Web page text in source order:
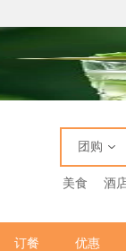
团购
美食 酒
订餐 优惠